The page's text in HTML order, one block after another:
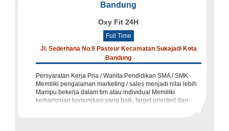
Bandung
Oxy Fit 24H
Full Time
Jl. Sederhana No.9 Pasteur Kecamatan Sukajadi Kota
Bandung
Persyaratan Kerja Pria / Wanita Pendidikan SMA / SMK
Memiliki pengalaman marketing / sales menjadi nilai lebih
Mampu bekerja dalam tim atau individual Memiliki
kemampuan komunikasi yang baik, target oriented dan